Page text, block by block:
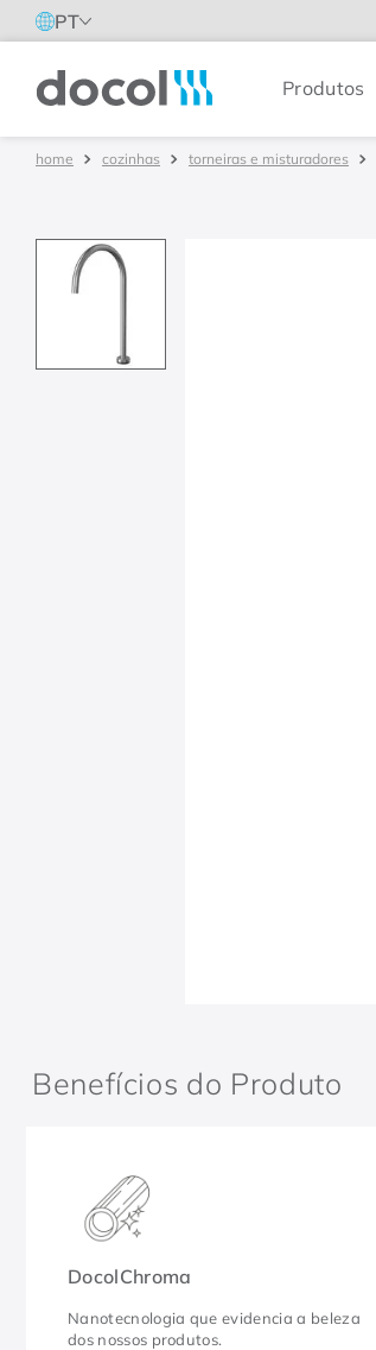
PT
Docol Produtos
cozinhas torneiras e misturadores
Benefícios do Produto
DocolChroma
Nanotecnologia que evidencia a beleza
dos nossos produtos.